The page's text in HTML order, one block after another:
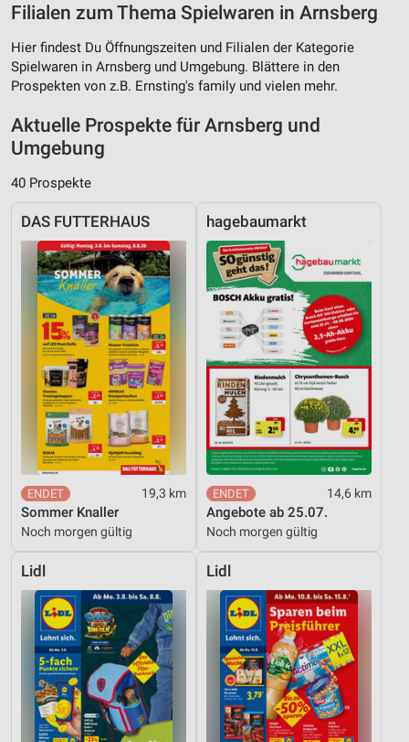
Filialen zum Thema Spielwaren in Arnsberg
Hier findest Du Öffnungszeiten und Filialen der Kategorie
Spielwaren in Arnsberg und Umgebung. Blättere in den
Prospekten von z.B. Ernsting's family und vielen mehr.
Aktuelle Prospekte für Arnsberg und
Umgebung
40 Prospekte
DAS FUTTERHAUS
19,3 km
Sommer Knaller
Noch morgen gültig
hagebaumarkt
14,6 km
Angebote ab 25.07.
Noch morgen gültig
Lidl Lidl